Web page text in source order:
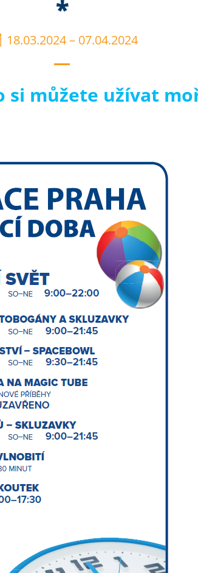
*
18.03.2024– 07.04.2024
můžete užívat